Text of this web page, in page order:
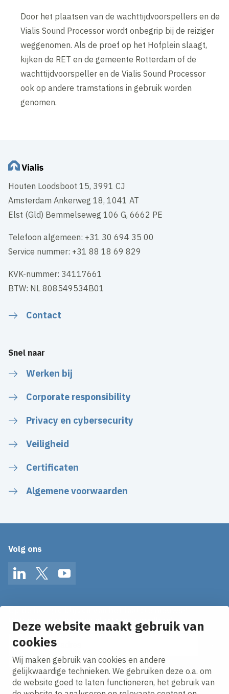
Deze website maakt gebruik van
cookies
Wij maken gebruik van cookies en andere
gelijkwaardige technieken. We gebruiken deze o.a. om
de website goed te laten functioneren, het gebruik van
Door het plaatsen van de wachttijdvoorspellers en de
Vialis Sound Processor wordt onbegrip bij de reiziger
weggenomen. Als de proef op het Hofplein slaagt,
kijken de RET en de gemeente Rotterdam of de
wachttijdvoorspeller en de Vialis Sound Processor
ook op andere tramstations in gebruik worden
genomen.
Houten Loodsboot 15, 3991 CJ
Amsterdam Ankerweg 18, 1041 AT
Elst (Gld) Bemmelseweg 106 G, 6662 PE
Telefoon algemeen: +31 30 694 35 00
Service nummer: +31 88 18 69 829
KVK-nummer: 34117661
BTW: NL 808549534B01
Contact
Snel naar
Werken bij
Corporate responsibility
Privacy en cybersecurity
Veiligheid
Certificaten
Algemene voorwaarden
Volg ons
LinkedInTwitterYouTube
Ontvang onze nieuws alerts in je mailbox!
E-mailadres
Ik ga akkoord met hetprivacy statement.